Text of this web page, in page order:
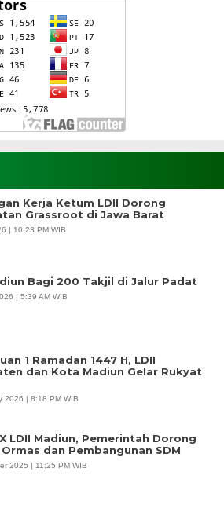
Kerja Ketum LDII Dorong
Grassroot di Jawa Barat
| 10:23 PM WIB
Bagi 200 Takjil di Jalur Padat
| 5:39 AM WIB
1 Ramadan 1447 H, LDII
dan Kota Madiun Gelar Rukyat
2026 | 8:18 PM WIB
LDII Madiun, Pemerintah Dorong
dan Pembangunan SDM
2025 | 11:25 PM WIB